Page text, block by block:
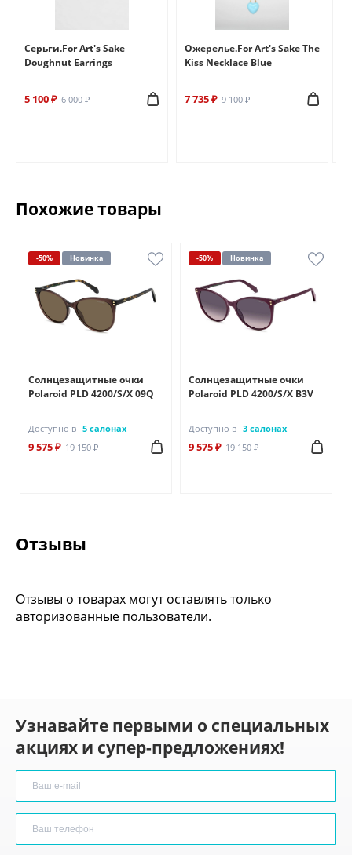
Серьги.For Art's Sake
Doughnut Earrings
5 100 ₽ 6 000 ₽
Ожерелье.For Art's Sake The
Kiss Necklace Blue
7 735 ₽ 9 100 ₽
Похожие товары
-50% Новинка
Солнцезащитные очки
Polaroid PLD 4200/S/X 09Q
Доступно в 5 салонах
9 575 ₽ 19 150 ₽
-50% Новинка
Солнцезащитные очки
Polaroid PLD 4200/S/X B3V
Доступно в 3 салонах
9 575 ₽ 19 150 ₽
Отзывы
Отзывы о товарах могут оставлять только
авторизованные пользователи.
Узнавайте первыми о специальных
акциях и супер-предложениях!